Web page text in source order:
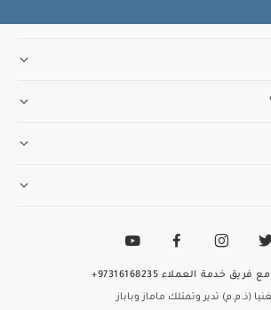
(ذ.م.م) تدير وتمتلك ماماز وباباز
فريق خدمة العملاء 97316168235+